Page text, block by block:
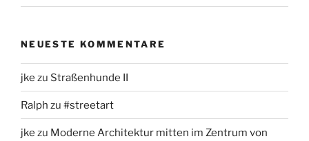
NEUESTE KOMMENTARE
jke zu Straßenhunde II
Ralph zu #streetart
jke zu Moderne Architektur mitten im Zentrum von